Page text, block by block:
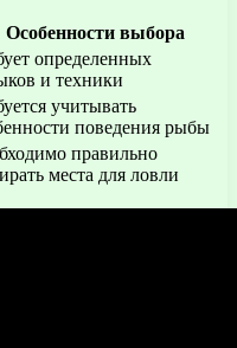
Особенности выбора
определенных
и техники
учитывать
поведения рыбы
правильно
места для ловли